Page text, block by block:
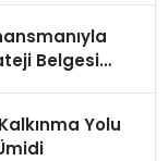
Belgesi
Yolu